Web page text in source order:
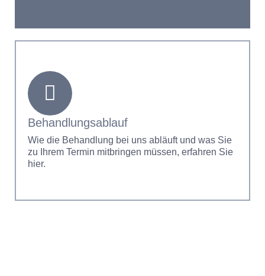
Behandlungsablauf
Wie die Behandlung bei uns abläuft und was Sie
zu Ihrem Termin mitbringen müssen, erfahren Sie
hier.